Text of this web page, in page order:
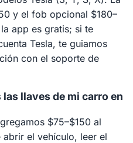
y el fob opcional $180–
app es gratis; si te
Tesla, te guiamos
con el soporte de
llaves de mi carro en
$75–$150 al
el vehículo, leer el